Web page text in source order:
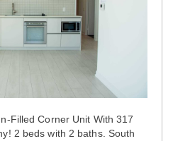
Filled Corner Unit With 317
2 beds with 2 baths. South